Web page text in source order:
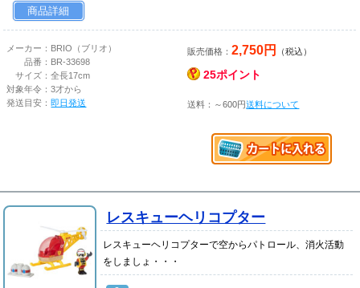
商品詳細
メーカー： BRIO（ブリオ）
品番： BR-33698
サイズ：全長17cm
対象年令：3才から
発送目安：即日発送
販売価格：2,750円 （税込）
25ポイント
送料：～600円送料について
レスキューヘリコプター
レスキューヘリコプターで空からパトロール、消火活動
をしましょ・・・